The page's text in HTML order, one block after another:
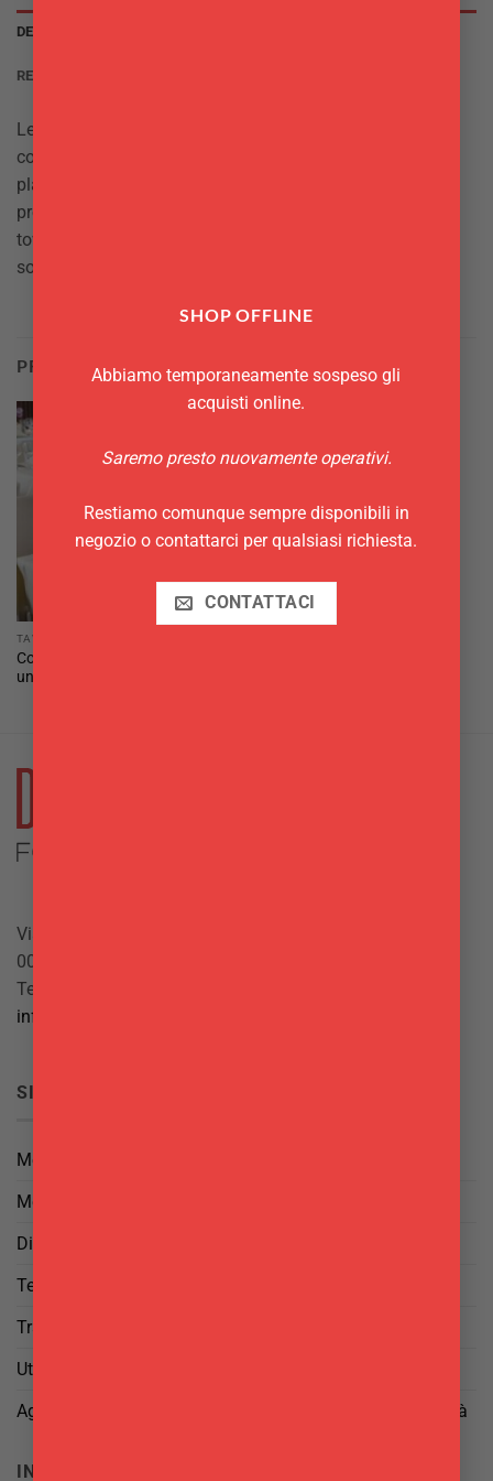
SHOP OFFLINE
Abbiamo temporaneamente sospeso gli
acquisti online.
Saremo presto nuovamente operativi.
Restiamo comunque sempre disponibili in
negozio o contattarci per qualsiasi richiesta.
CONTATTACI
DESCRIZIONE
RECENSIONI (0)
Le tovagliette all’americana sono comodissime sia per la
colazione che per i pasti principali. Questa versione
plastificata è stata presto adottata anche nel campo
professionale da pub e tavola calda, in sostituzione delle
tovagliette usa e getta. Questo articolo infatti è una
soluzione conveniente e facile da pulire.
PRODOTTI CORRELATI
TAVOLA
Coprimacchia 1 x 1 m tinta
unita 50 pz Duni
Via Giuseppe Mazzini, 10
00042 Anzio (RM)
Tel.
info@delgattoforniture.it
SICUREZZA
Metodi di Pagamento
Metodi di Spedizione
Diritto di Reso
Termini e Condizioni
Trattamento dei Dati
Utilizzo di cookies
Aggiorna le tue preferenze di tracciamento della pubblicità
INFO